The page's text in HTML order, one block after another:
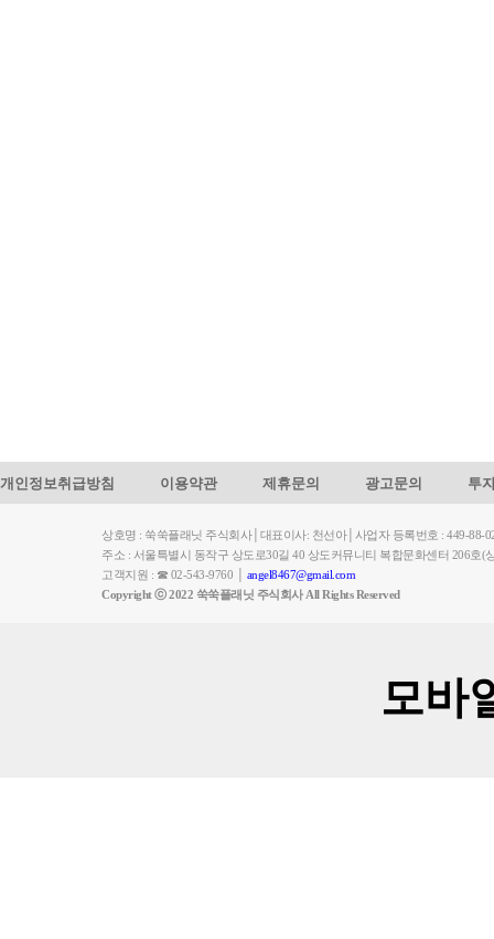
개인정보취급방침 이용약관 제휴문의 광고문의 투
상호명 : 쑥쑥플래닛 주식회사│대표이사: 천선아│사업자 등록번호 : 449-88-
주소 : 서울특별시 동작구 상도로30길 40 상도커뮤니티 복합문화센터 206호(
고객지원 : ☎ 02-543-9760 │ angel8467@gmail.com
Copyright ⓒ 2022 쑥쑥플래닛 주식회사 All Rights Reserved
모바